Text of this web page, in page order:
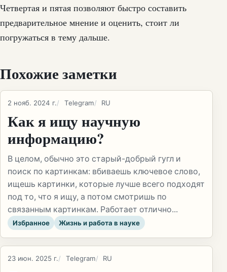
Четвертая и пятая позволяют быстро составить
предварительное мнение и оценить, стоит ли
погружаться в тему дальше.
Похожие заметки
2 нояб. 2024 г. Telegram RU
Как я ищу научную
информацию?
В целом, обычно это старый-добрый гугл и
поиск по картинкам: вбиваешь ключевое слово,
ищешь картинки, которые лучше всего подходят
под то, что я ищу, а потом смотришь по
связанным картинкам. Работает отлично...
Избранное Жизнь и работа в науке
23 июн. 2025 г. Telegram RU